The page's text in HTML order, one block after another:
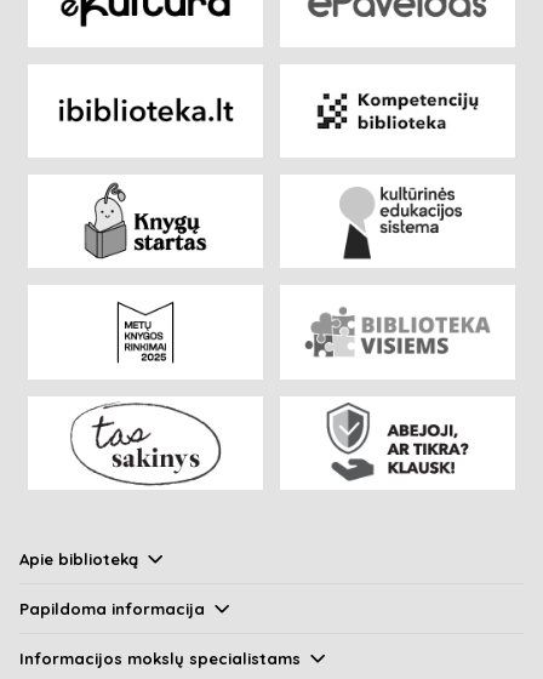
Apie biblioteką
Papildoma informacija
Informacijos mokslų specialistams